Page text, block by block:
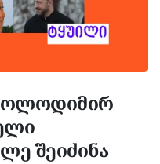
შეიძინა